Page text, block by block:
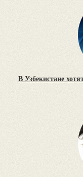
В Узбекистане